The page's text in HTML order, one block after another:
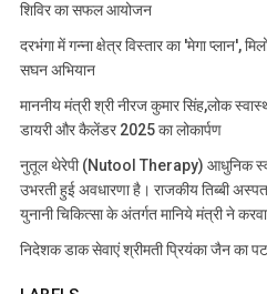
शिविर का सफल आयोजन
दरभंगा में गन्ना क्षेत्र विस्तार का 'मेगा प्लान',
सघन अभियान
माननीय मंत्री श्री नीरज कुमार सिंह,लोक
डायरी और कैलेंडर 2025 का लोकार्पण
नुतूल थेरेपी (Nutool Therapy) आधुनिक
उभरती हुई अवधारणा है। राजकीय तिब्बी
युनानी चिकित्सा के अंतर्गत मानिये मंत्री ने
निदेशक डाक सेवाएं श्रीमती प्रियंका जैन का